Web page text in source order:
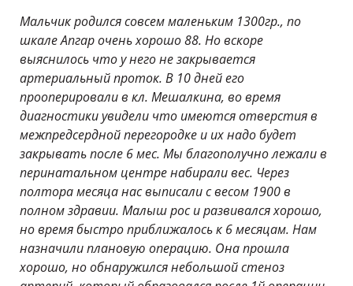
Мальчик родился совсем маленьким 1300гр., по
шкале Апгар очень хорошо 88. Но вскоре
выяснилось что у него не закрывается
артериальный проток. В 10 дней его
прооперировали в кл. Мешалкина, во время
диагностики увидели что имеются отверстия в
межпредсердной перегородке и их надо будет
закрывать после 6 мес. Мы благополучно лежали в
перинатальном центре набирали вес. Через
полтора месяца нас выписали с весом 1900 в
полном здравии. Малыш рос и развивался хорошо,
но время быстро приближалось к 6 месяцам. Нам
назначили плановую операцию. Она прошла
хорошо, но обнаружился небольшой стеноз